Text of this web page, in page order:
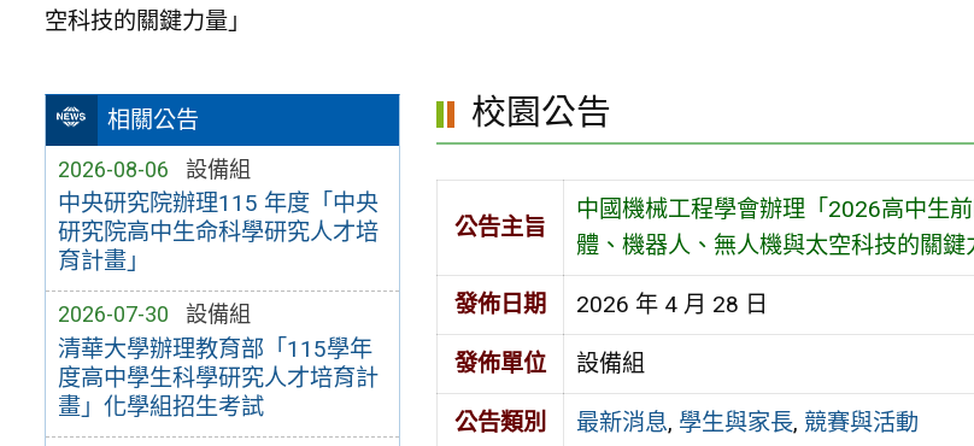
空科技的關鍵力量」
相關公告
2026-08-06 設備組
中央研究院辦理115 年度「中央
研究院高中生命科學研究人才培
育計畫」
2026-07-30 設備組
清華大學辦理教育部「115學年
度高中學生科學研究人才培育計
畫」化學組招生考試
校園公告
公告主旨
中國機械工程學會辦理「2026高中生
體、機器人、無人機與太空科技的關鍵
發佈日期 2026 年 4 月 28 日
發佈單位 設備組
公告類別 最新消息, 學生與家長, 競賽與活動